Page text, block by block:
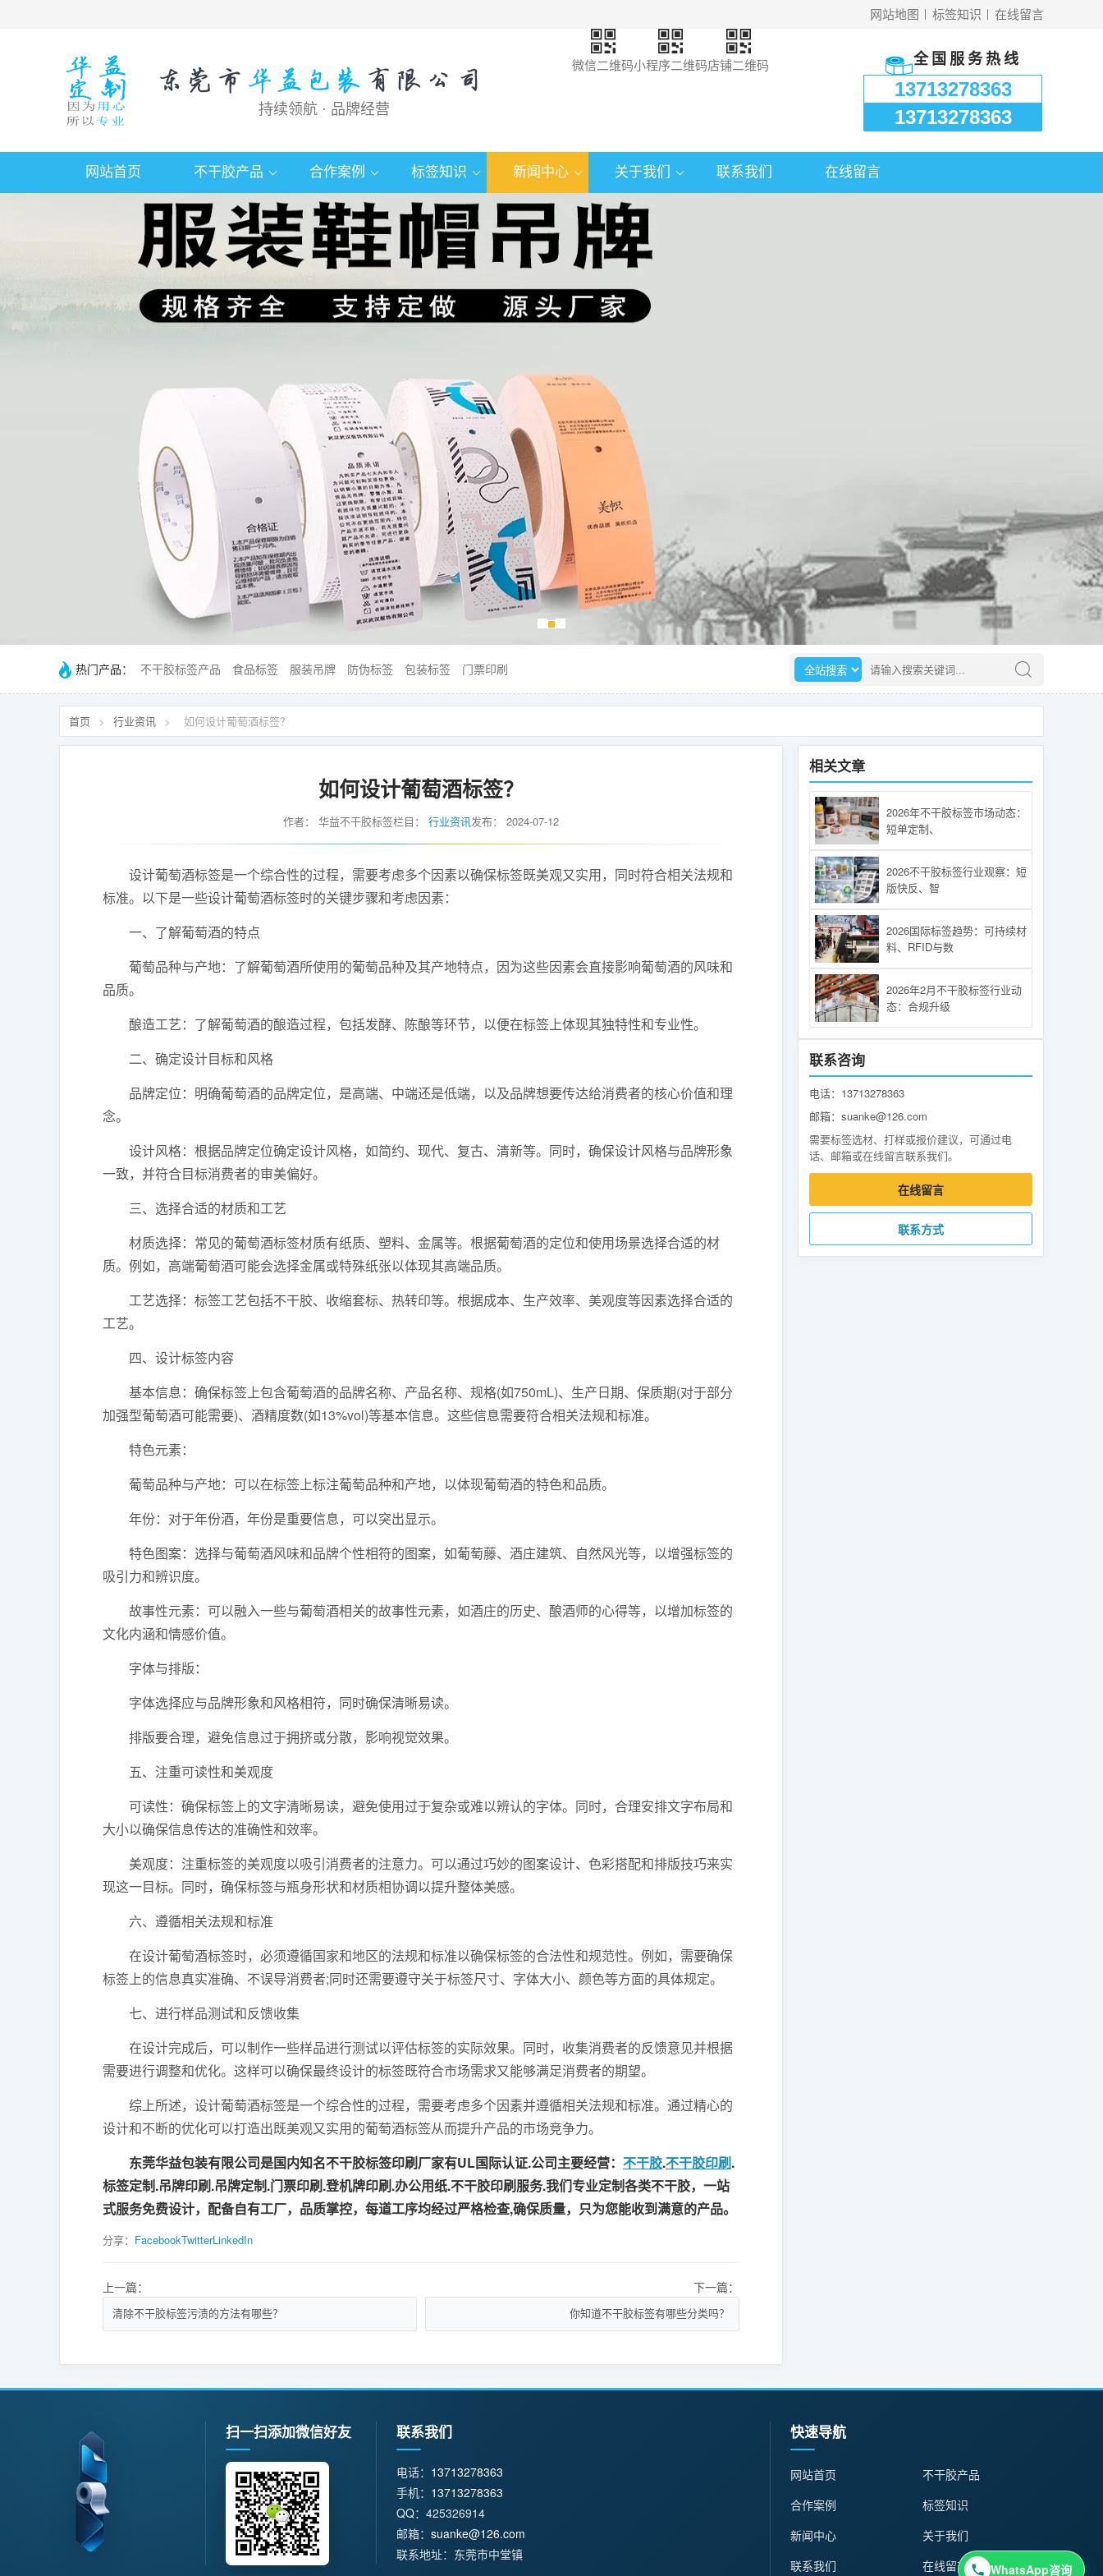
在线留言
标签知识
网站地图
持续领航 · 品牌经营
微信二维码小程序二维码店铺二维码 全国服务热线
13713278363
13713278363
网站首页 不干胶产品 合作案例 标签知识 新闻中心 关于我们 联系我们 在线留言
选择搜索范围 请输入搜索关键词
热门产品： 不干胶标签产品 食品标签 服装吊牌 防伪标签 包装标签 门票印刷
首页 > 行业资讯 > 如何设计葡萄酒标签？
如何设计葡萄酒标签？
作者： 华益不干胶标签栏目： 行业资讯发布： 2024-07-12
设计葡萄酒标签是一个综合性的过程，需要考虑多个因素以确保标签既美观又实用，同时符合相关法规和
标准。以下是一些设计葡萄酒标签时的关键步骤和考虑因素：
一、了解葡萄酒的特点
葡萄品种与产地：了解葡萄酒所使用的葡萄品种及其产地特点，因为这些因素会直接影响葡萄酒的风味和
品质。
酿造工艺：了解葡萄酒的酿造过程，包括发酵、陈酿等环节，以便在标签上体现其独特性和专业性。
二、确定设计目标和风格
品牌定位：明确葡萄酒的品牌定位，是高端、中端还是低端，以及品牌想要传达给消费者的核心价值和理
念。
设计风格：根据品牌定位确定设计风格，如简约、现代、复古、清新等。同时，确保设计风格与品牌形象
一致，并符合目标消费者的审美偏好。
三、选择合适的材质和工艺
材质选择：常见的葡萄酒标签材质有纸质、塑料、金属等。根据葡萄酒的定位和使用场景选择合适的材
质。例如，高端葡萄酒可能会选择金属或特殊纸张以体现其高端品质。
工艺选择：标签工艺包括不干胶、收缩套标、热转印等。根据成本、生产效率、美观度等因素选择合适的
工艺。
四、设计标签内容
基本信息：确保标签上包含葡萄酒的品牌名称、产品名称、规格(如750mL)、生产日期、保质期(对于部分
加强型葡萄酒可能需要)、酒精度数(如13%vol)等基本信息。这些信息需要符合相关法规和标准。
特色元素：
葡萄品种与产地：可以在标签上标注葡萄品种和产地，以体现葡萄酒的特色和品质。
年份：对于年份酒，年份是重要信息，可以突出显示。
特色图案：选择与葡萄酒风味和品牌个性相符的图案，如葡萄藤、酒庄建筑、自然风光等，以增强标签的
吸引力和辨识度。
故事性元素：可以融入一些与葡萄酒相关的故事性元素，如酒庄的历史、酿酒师的心得等，以增加标签的
文化内涵和情感价值。
字体与排版：
字体选择应与品牌形象和风格相符，同时确保清晰易读。
排版要合理，避免信息过于拥挤或分散，影响视觉效果。
五、注重可读性和美观度
可读性：确保标签上的文字清晰易读，避免使用过于复杂或难以辨认的字体。同时，合理安排文字布局和
大小以确保信息传达的准确性和效率。
美观度：注重标签的美观度以吸引消费者的注意力。可以通过巧妙的图案设计、色彩搭配和排版技巧来实
现这一目标。同时，确保标签与瓶身形状和材质相协调以提升整体美感。
六、遵循相关法规和标准
在设计葡萄酒标签时，必须遵循国家和地区的法规和标准以确保标签的合法性和规范性。例如，需要确保
标签上的信息真实准确、不误导消费者;同时还需要遵守关于标签尺寸、字体大小、颜色等方面的具体规定。
七、进行样品测试和反馈收集
在设计完成后，可以制作一些样品进行测试以评估标签的实际效果。同时，收集消费者的反馈意见并根据
需要进行调整和优化。这样可以确保最终设计的标签既符合市场需求又能够满足消费者的期望。
综上所述，设计葡萄酒标签是一个综合性的过程，需要考虑多个因素并遵循相关法规和标准。通过精心的
设计和不断的优化可以打造出既美观又实用的葡萄酒标签从而提升产品的市场竞争力。
东莞华益包装有限公司是国内知名不干胶标签印刷厂家有UL国际认证.公司主要经营： 不干胶.不干胶印刷.
标签定制.吊牌印刷.吊牌定制.门票印刷.登机牌印刷.办公用纸.不干胶印刷服务.我们专业定制各类不干胶，一站
式服务免费设计，配备自有工厂，品质掌控，每道工序均经过严格检查,确保质量，只为您能收到满意的产品。
分享： FacebookTwitterLinkedIn
上一篇：
清除不干胶标签污渍的方法有哪些？
下一篇：
你知道不干胶标签有哪些分类吗？
相关文章
2026年不干胶标签市场动态：
短单定制、
2026不干胶标签行业观察：短
版快反、智
2026国际标签趋势：可持续材
料、RFID与数
2026年2月不干胶标签行业动
态：合规升级
联系咨询
电话：13713278363
邮箱：suanke@126.com
需要标签选材、打样或报价建议，可通过电
话、邮箱或在线留言联系我们。
在线留言
联系方式
扫一扫添加微信好友 联系我们
电话： 13713278363
手机： 13713278363
QQ：425326914
邮箱： suanke@126.com
联系地址：东莞市中堂镇
快速导航
网站首页
不干胶产品
合作案例
标签知识
新闻中心
关于我们
联系我们
在线留言 WhatsApp咨询